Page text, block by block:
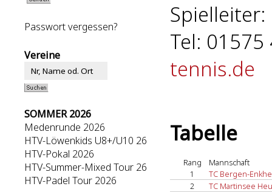
Passwort vergessen?
Vereine
SOMMER 2026
Medenrunde 2026
HTV-Löwenkids U8+/U10 26
HTV-Pokal 2026
HTV-Summer-Mixed Tour 26
HTV-Padel Tour 2026
Spielleiter:
Tel:
tennis.de
Tabelle
Rang
Mannschaft
1
TC Bergen-
2
TC Martinsee